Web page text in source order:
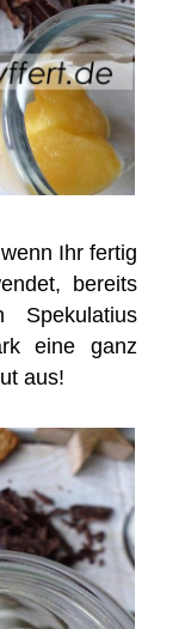
Ihr fertig
bereits
eine ganz
aus!